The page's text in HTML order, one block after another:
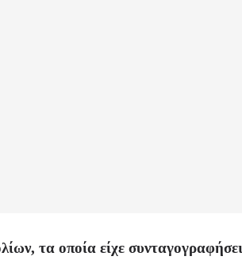
τα οποία είχε